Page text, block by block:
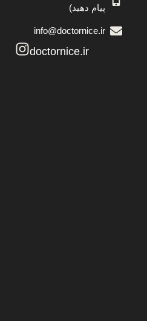
پیام دهید)
info@doctornice.ir
doctornice.ir